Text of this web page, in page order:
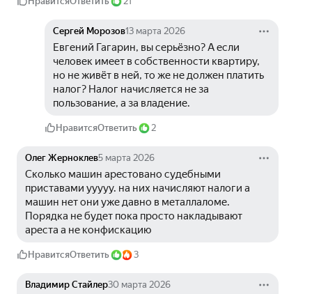
Сергей Морозов13 марта 2026
Евгений Гагарин, вы серьёзно? А если
человек имеет в собственности квартиру,
но не живёт в ней, то же не должен платить
налог? Налог начисляется не за
пользование, а за владение.
НравитсяОтветить 2
Олег Жерноклев5 марта 2026
Сколько машин арестовано судебными
приставами ууууу. на них начисляют налоги а
машин нет они уже давно в металлаломе.
Порядка не будет пока просто накладывают
ареста а не конфискацию
НравитсяОтветить 3
Владимир Стайлер30 марта 2026